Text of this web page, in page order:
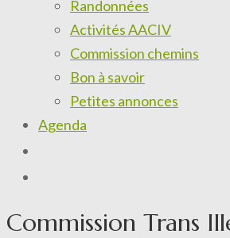
Randonnées
Activités AACIV
Commission chemins
Bon à savoir
Petites annonces
Agenda
Commission Trans